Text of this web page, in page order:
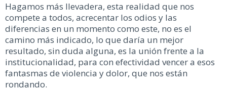
Hagamos más llevadera, esta realidad que nos
compete a todos, acrecentar los odios y las
diferencias en un momento como este, no es el
camino más indicado, lo que daría un mejor
resultado, sin duda alguna, es la unión frente a la
institucionalidad, para con efectividad vencer a esos
fantasmas de violencia y dolor, que nos están
rondando.